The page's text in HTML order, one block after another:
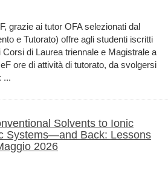
grazie ai tutor OFA selezionati dal
e Tutorato) offre agli studenti iscritti
Corsi di Laurea triennale e Magistrale a
ore di attività di tutorato, da svolgersi
...
Solvents to Ionic
Systems—and Back: Lessons
2026